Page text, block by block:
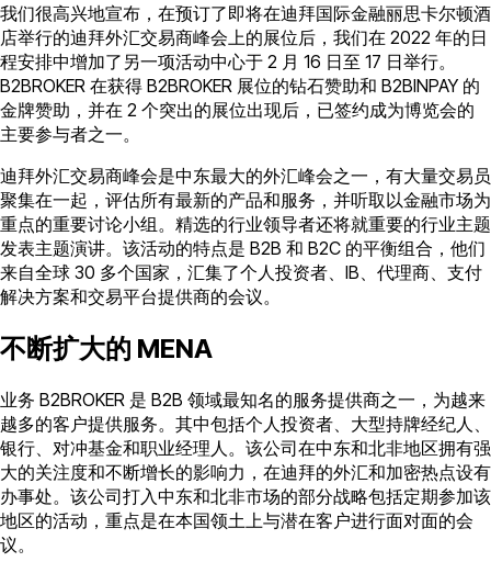
我们很高兴地宣布，在预订了即将在迪拜国际金融丽思卡尔顿酒
店举行的迪拜外汇交易商峰会上的展位后，我们在 2022 年的日
程安排中增加了另一项活动中心于 2 月 16 日至 17 日举行。
B2BROKER 在获得 B2BROKER 展位的钻石赞助和 B2BINPAY 的
金牌赞助，并在 2 个突出的展位出现后，已签约成为博览会的
主要参与者之一。
迪拜外汇交易商峰会是中东最大的外汇峰会之一，有大量交易员
聚集在一起，评估所有最新的产品和服务，并听取以金融市场为
重点的重要讨论小组。精选的行业领导者还将就重要的行业主题
发表主题演讲。该活动的特点是 B2B 和 B2C 的平衡组合，他们
来自全球 30 多个国家，汇集了个人投资者、IB、代理商、支付
解决方案和交易平台提供商的会议。
不断扩大的 MENA
业务 B2BROKER 是 B2B 领域最知名的服务提供商之一，为越来
越多的客户提供服务。其中包括个人投资者、大型持牌经纪人、
银行、对冲基金和职业经理人。该公司在中东和北非地区拥有强
大的关注度和不断增长的影响力，在迪拜的外汇和加密热点设有
办事处。该公司打入中东和北非市场的部分战略包括定期参加该
地区的活动，重点是在本国领土上与潜在客户进行面对面的会
议。